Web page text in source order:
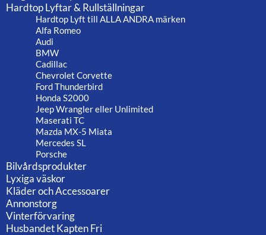
Hardtop Lyftar & Rullställningar
Hardtop Lyft till ALLA ANDRA märken
Alfa Romeo
Audi
BMW
Cadillac
Chevrolet Corvette
Ford Thunderbird
Honda S2000
Jeep Wrangler eller Unlimited
Maserati TC
Mazda MX-5 Miata
Mercedes SL
Porsche
Bilvårdsprodukter
Lyxiga väskor
Kläder och Accessoarer
Annonstorg
Vinterförvaring
Husbandet Kapten Fri